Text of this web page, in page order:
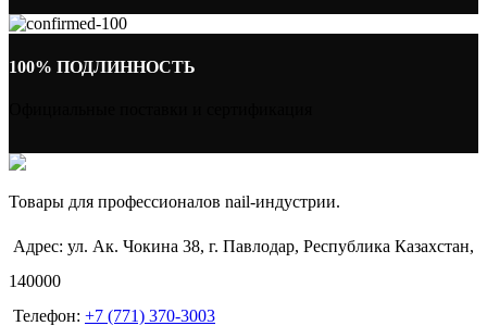
100% ПОДЛИННОСТЬ
Товары для профессионалов nail-индустрии.
Адрес: ул. Ак. Чокина 38, г. Павлодар, Республика Казахстан,
140000
Телефон: +7 (771) 370-3003